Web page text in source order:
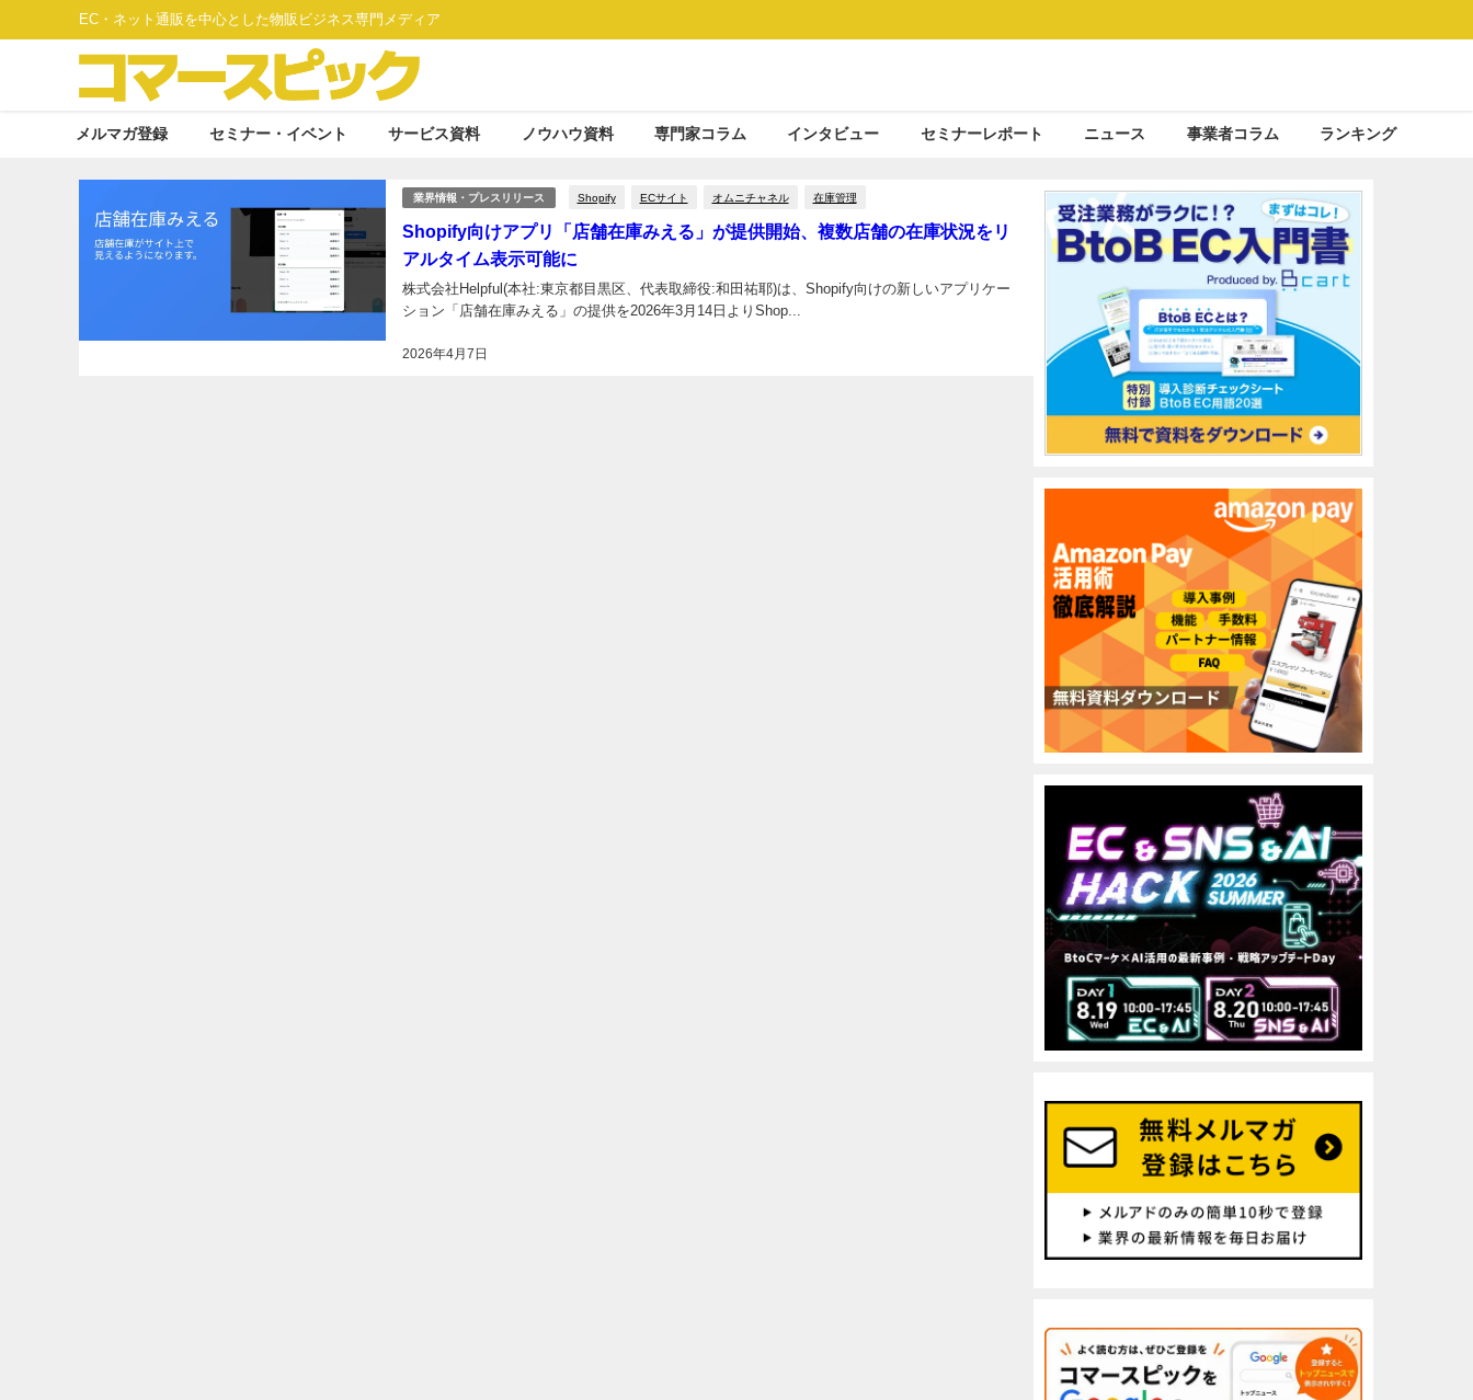
EC・ネット通販を中心とした物販ビジネス専門メディア
メルマガ登録 セミナー・イベント サービス資料 ノウハウ資料 専門家コラム インタビュー セミナーレポート ニュース 事業者コラム ランキング
業界情報・プレスリリース Shopify ECサイト オムニチャネル 在庫管理
Shopify向けアプリ「店舗在庫みえる」が提供開始、複数店舗の在庫状況をリ
アルタイム表示可能に
2026年4月7日
株式会社Helpful(本社:東京都目黒区、代表取締役:和田祐耶)は、Shopify向けの新しいアプリケー
ション「店舗在庫みえる」の提供を2026年3月14日よりShop...